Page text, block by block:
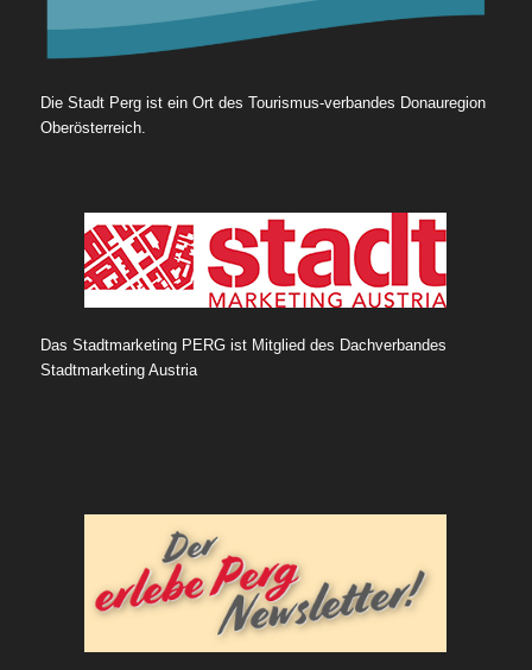
Die Stadt Perg ist ein Ort des Tourismus-verbandes Donauregion
Oberösterreich.
Das Stadtmarketing PERG ist Mitglied des Dachverbandes
Stadtmarketing Austria